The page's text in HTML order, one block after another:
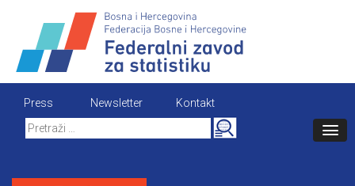
content
Press Newsletter
Kontakt
Search
for: